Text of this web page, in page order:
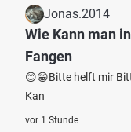
Jonas.2014
Wie Kann man
Fangen
😊😁Bitte helft mir
Kan
vor 1 Stunde